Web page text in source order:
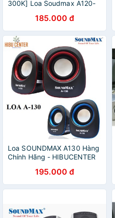
300K] Loa Soudmax A120-
185.000 đ
Loa SOUNDMAX A130 Hàng
Chính Hãng - HIBUCENTER
195.000 đ